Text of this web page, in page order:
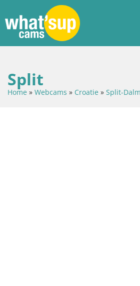
Split
Home » Webcams » Croatie » Split-